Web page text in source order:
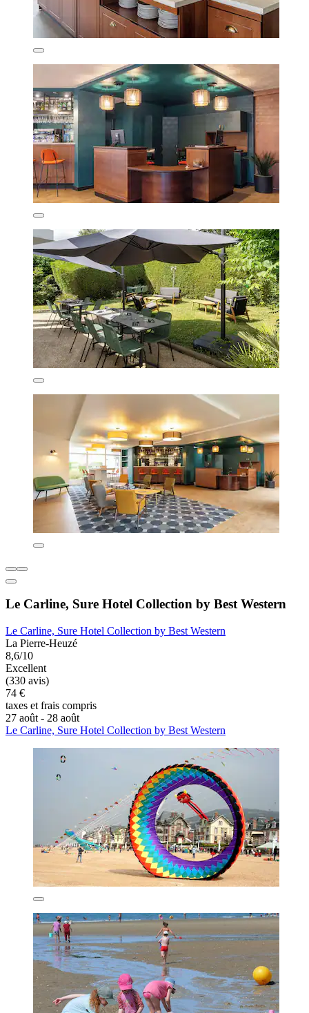
Le Carline, Sure Hotel Collection by Best Western
Le Carline, Sure Hotel Collection by Best Western
La Pierre-Heuzé
8,6/10
Excellent
(330 avis)
74 €
taxes et frais compris
27 août - 28 août
Le Carline, Sure Hotel Collection by Best Western